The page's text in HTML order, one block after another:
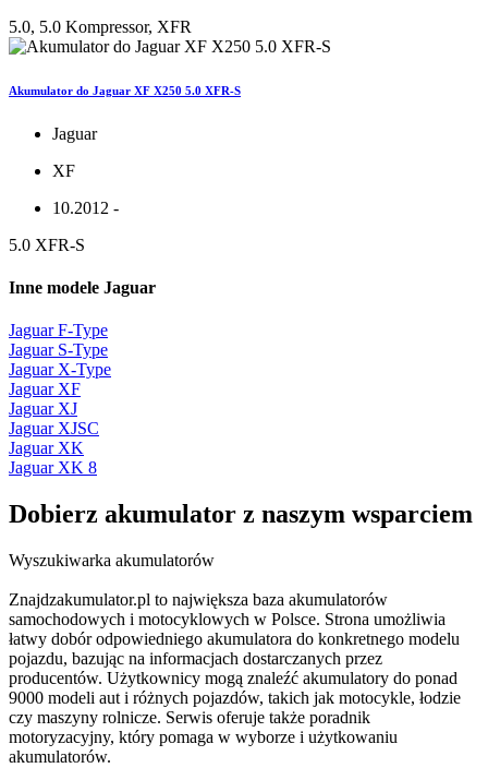
5.0, 5.0 Kompressor, XFR
Akumulator do Jaguar XF X250 5.0 XFR-S
Jaguar
XF
10.2012 -
5.0 XFR-S
Inne modele Jaguar
Jaguar F-Type
Jaguar S-Type
Jaguar X-Type
Jaguar XF
Jaguar XJ
Jaguar XJSC
Jaguar XK
Jaguar XK 8
Dobierz akumulator z naszym wsparciem
Wyszukiwarka akumulatorów
Znajdzakumulator.pl to największa baza akumulatorów
samochodowych i motocyklowych w Polsce. Strona umożliwia
łatwy dobór odpowiedniego akumulatora do konkretnego modelu
pojazdu, bazując na informacjach dostarczanych przez
producentów. Użytkownicy mogą znaleźć akumulatory do ponad
9000 modeli aut i różnych pojazdów, takich jak motocykle, łodzie
czy maszyny rolnicze. Serwis oferuje także poradnik
motoryzacyjny, który pomaga w wyborze i użytkowaniu
akumulatorów.